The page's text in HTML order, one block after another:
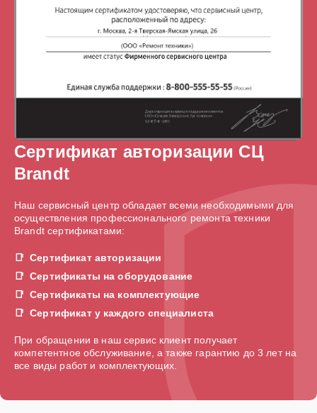
Сертификат авторизации СЦ
Brandt
Наш сервисный центр обладает всеми необходимыми для
осуществления профессионального ремонта техники
Brandt сертификатами:
Сертификат авторизации
Сертификаты на оборудование
Сертификаты на комплектующие
Сертификат у каждого специалиста
При обращении в наш сервис клиент получает
компетентное обслуживание, а также гарантию до 3 лет на
все виды работ и комплектующих.